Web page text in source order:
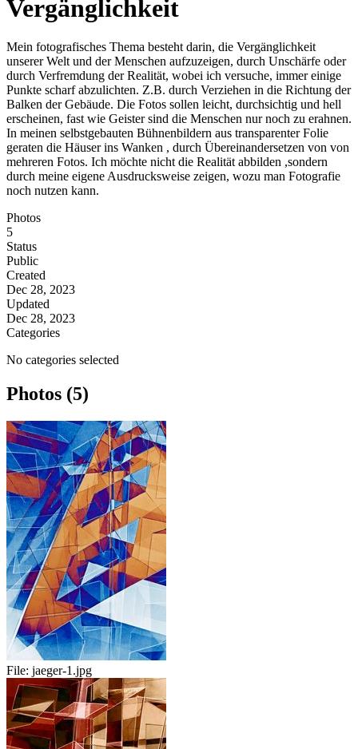
Vergänglichkeit
Mein fotografisches Thema besteht darin, die Vergänglichkeit
unserer Welt und der Menschen aufzuzeigen, durch Unschärfe oder
durch Verfremdung der Realität, wobei ich versuche, immer einige
Punkte scharf abzulichten. Z.B. durch Verziehen in die Richtung der
Balken der Gebäude. Die Fotos sollen leicht, durchsichtig und hell
erscheinen, fast wie Geister sind die Menschen nur noch zu erahnen.
In meinen selbstgebauten Bühnenbildern aus transparenter Folie
geraten die Häuser ins Wanken , durch Übereinandersetzen von von
mehreren Fotos. Ich möchte nicht die Realität abbilden ,sondern
durch meine eigene Ausdrucksweise zeigen, wozu man Fotografie
noch nutzen kann.
Photos
5
Status
Public
Created
Dec 28, 2023
Updated
Dec 28, 2023
Categories
No categories selected
Photos (5)
File: jaeger-1.jpg